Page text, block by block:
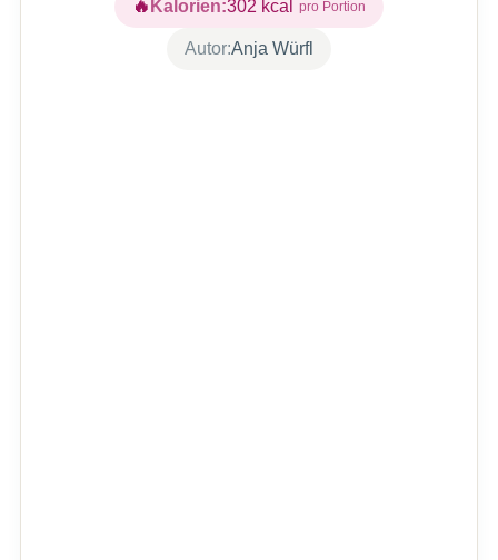
Kalorien:302 kcal
Autor:Anja Würfl